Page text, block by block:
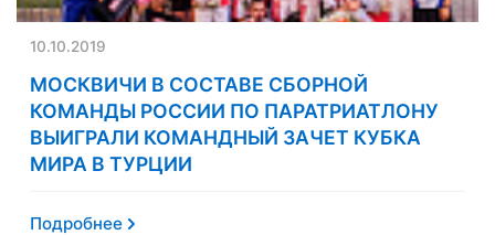
10.10.2019
МОСКВИЧИ В СОСТАВЕ СБОРНОЙ
КОМАНДЫ РОССИИ ПО ПАРАТРИАТЛОНУ
ВЫИГРАЛИ КОМАНДНЫЙ ЗАЧЕТ КУБКА
МИРА В ТУРЦИИ
Подробнее